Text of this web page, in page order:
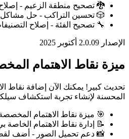
🐉 تصحيح منطقة الزعيم - إصلاح
🎲 تحسين التراكب - حل مشاكل
🔧 تصحيح الفئة - إصلاح
الإصدار 2.0.0 9 أكتوبر 2025
ميزة نقاط الاهتمام
تحديث كبير! يمكنك الآن إضافة نقاط
المحسنة لإنشاء تجربة استكشاف
🎯 ميزة نقاط الاهتمام
📝 إدارة نقاط الاهتمام
📸 دعم تحميل الصور - أضف